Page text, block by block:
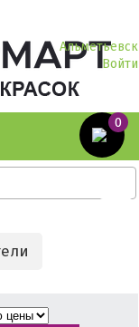
Альметьевск
Войти
0